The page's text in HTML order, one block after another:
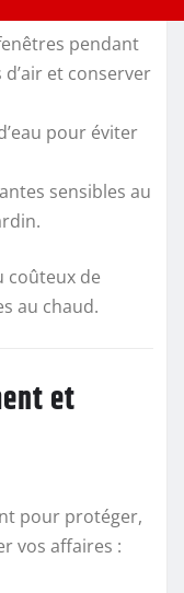
pendant
et conserver
pour éviter
sensibles au
coûteux de
au chaud.
et
pour protéger,
vos affaires :